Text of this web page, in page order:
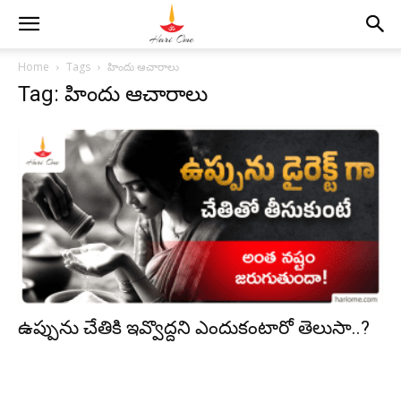
Home Tags హిందు ఆచారాలు
Tag: హిందు ఆచారాలు
ఉప్పును చేతికి ఇవ్వొద్దని ఎందుకంటారో తెలుసా..?